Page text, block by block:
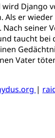
Django
Als er
Nach seiner
taucht bei
Vater
|